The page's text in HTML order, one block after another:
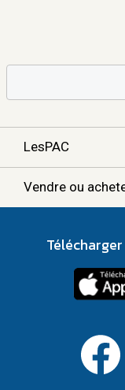
LesPAC
Vendre ou